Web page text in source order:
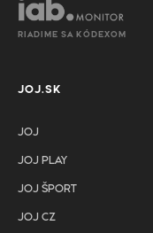
RIADIME SA KÓDEXOM
JOJ.SK
JOJ
JOJ PLAY
JOJ ŠPORT
JOJ CZ